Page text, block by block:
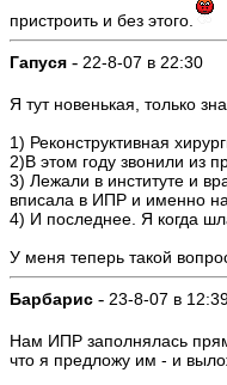
пристроить и без этого.
Гапуся - 22-8-07 в 22:30
Я тут новенькая, только
1) Реконструктивная
2)В этом году звонили из
3) Лежали в институте и
вписала в ИПР и именно на
4) И последнее. Я когда
У меня теперь такой
Барбарис - 23-8-07 в
Нам ИПР заполнялась
что я предложу им - и